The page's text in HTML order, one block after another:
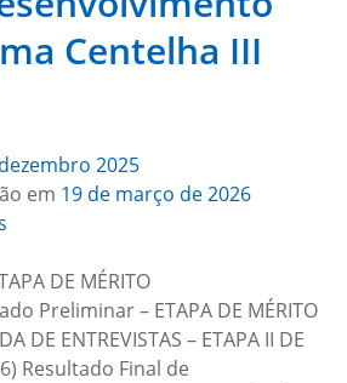
Centelha III
2025
em 19 de março de 2026
DE MÉRITO
Preliminar – ETAPA DE MÉRITO
DE ENTREVISTAS – ETAPA II DE
Resultado Final de